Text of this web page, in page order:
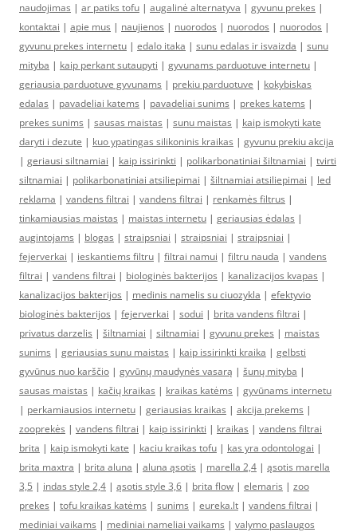
naudojimas | ar patiks tofu | augalinė alternatyva | gyvunu prekes |
kontaktai | apie mus | naujienos | nuorodos | nuorodos | nuorodos |
gyvunu prekes internetu | edalo itaka | sunu edalas ir isvaizda | sunu
mityba | kaip perkant sutaupyti | gyvunams parduotuve internetu |
geriausia parduotuve gyvunams | prekiu parduotuve | kokybiskas
edalas | pavadeliai katems | pavadeliai sunims | prekes katems |
prekes sunims | sausas maistas | sunu maistas | kaip ismokyti kate
daryti i dezute | kuo ypatingas silikoninis kraikas | gyvunu prekiu akcija
| geriausi siltnamiai | kaip issirinkti | polikarbonatiniai šiltnamiai | tvirti
siltnamiai | polikarbonatiniai atsiliepimai | šiltnamiai atsiliepimai | led
reklama | vandens filtrai | vandens filtrai | renkamės filtrus |
tinkamiausias maistas | maistas internetu | geriausias ėdalas |
augintojams | blogas | straipsniai | straipsniai | straipsniai |
fejerverkai | ieskantiems filtru | filtrai namui | filtru nauda | vandens
filtrai | vandens filtrai | biologinės bakterijos | kanalizacijos kvapas |
kanalizacijos bakterijos | medinis namelis su ciuozykla | efektyvio
biologinės bakterijos | fejerverkai | sodui | brita vandens filtrai |
privatus darzelis | šiltnamiai | siltnamiai | gyvunu prekes | maistas
sunims | geriausias sunu maistas | kaip issirinkti kraika | gelbsti
gyvūnus nuo karščio | gyvūnų maudynės vasarą | šunų mityba |
sausas maistas | kačių kraikas | kraikas katėms | gyvūnams internetu
| perkamiausios internetu | geriausias kraikas | akcija prekems |
zooprekės | vandens filtrai | kaip issirinkti | kraikas | vandens filtrai
brita | kaip ismokyti kate | kaciu kraikas tofu | kas yra odontologai |
brita maxtra | brita aluna | aluna ąsotis | marella 2,4 | ąsotis marella
3,5 | indas style 2,4 | ąsotis style 3,6 | brita flow | elemaris | zoo
prekes | tofu kraikas katėms | sunims | eureka.lt | vandens filtrai |
mediniai vaikams | mediniai nameliai vaikams | valymo paslaugos